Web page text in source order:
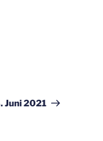
Juni 2021